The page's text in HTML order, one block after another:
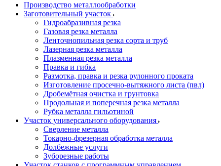
Производство металлообработки
Заготовительный участок
Гидроабразивная резка
Газовая резка металла
Ленточнопильная резка сорта и труб
Лазерная резка металла
Плазменная резка металла
Правка и гибка
Размотка, правка и резка рулонного проката
Изготовление просечно-вытяжного листа (пвл)
Дробемётная очистка и грунтовка
Продольная и поперечная резка металла
Рубка металла гильотиной
Участок универсального оборудования
Сверление металла
Токарно-фрезерная обработка металла
Долбежные услуги
Зуборезные работы